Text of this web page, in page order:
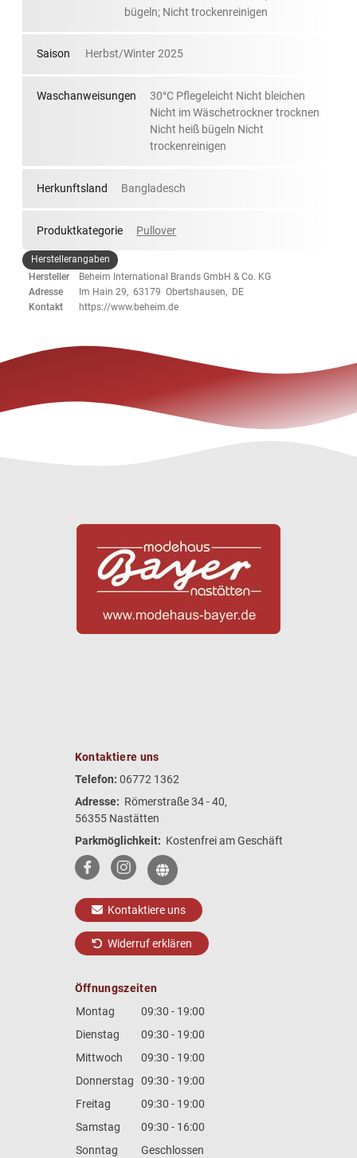
bügeln; Nicht trockenreinigen
Saison Herbst/Winter 2025
Waschanweisungen
30°C Pflegeleicht Nicht bleichen
Nicht im Wäschetrockner trocknen
Nicht heiß bügeln Nicht
trockenreinigen
Herkunftsland Bangladesch
Produktkategorie Pullover
Herstellerangaben
Hersteller
Beheim International Brands GmbH & Co. KG
Adresse
Im Hain 29, 63179 Obertshausen, DE
Kontakt
https://www.beheim.de
Kontaktiere uns
Telefon: 06772 1362
Adresse: Römerstraße 34 - 40,
56355 Nastätten
Parkmöglichkeit: Kostenfrei am Geschäft
Kontaktiere uns
Widerruf erklären
Öffnungszeiten
Montag
09:30 - 19:00
Dienstag
09:30 - 19:00
Mittwoch
09:30 - 19:00
Donnerstag
09:30 - 19:00
Freitag
09:30 - 19:00
Samstag
09:30 - 16:00
Sonntag
Geschlossen